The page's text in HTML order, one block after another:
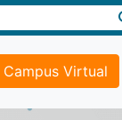
Campus Virtual